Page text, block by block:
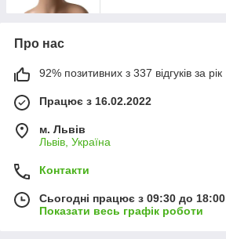
Про нас
92% позитивних з 337 відгуків за рік
Працює з 16.02.2022
м. Львів
Львів, Україна
Контакти
Сьогодні працює з 09:30 до 18:00
Показати весь графік роботи